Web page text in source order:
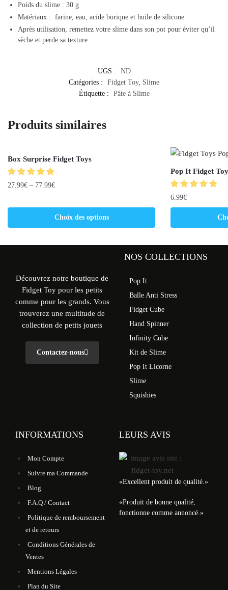
Poids du slime : 30 g
Matériaux : farine, eau, acide borique et huile de silicone
Après utilisation, remettez votre slime dans son pot pour éviter qu’il
sèche et perde sa texture.
UGS :
ND
Catégories :
Fidget Toy, Slime
Étiquette :
Pâte à Slime
Produits similaires
Box Surprise Fidget Toys
27.99€ – 77.99€
Choix des options
Pop It Fidget
6.99€
Découvrez notre boutique de
Fidget Toy pour les petits
comme pour les grands. Vous
trouverez une multitude de
collection de petits jouets
Contactez-nous
NOS COLLECTIONS
Pop It
Balle Anti Stress
Fidget Cube
Hand Spinner
Infinity Cube
Kit de Slime
Pop It Licorne
Slime
Squishies
INFORMATIONS
Mon Compte
Suivre ma Commande
Blog
F.A.Q / Contact
Politique de remboursement
et de retours
Conditions Générales de
Ventes
Mentions Légales
Plan du Site
LEURS AVIS
«Excellent produit de qualité. »
«Produit de bonne qualité,
fonctionne comme annoncé.»